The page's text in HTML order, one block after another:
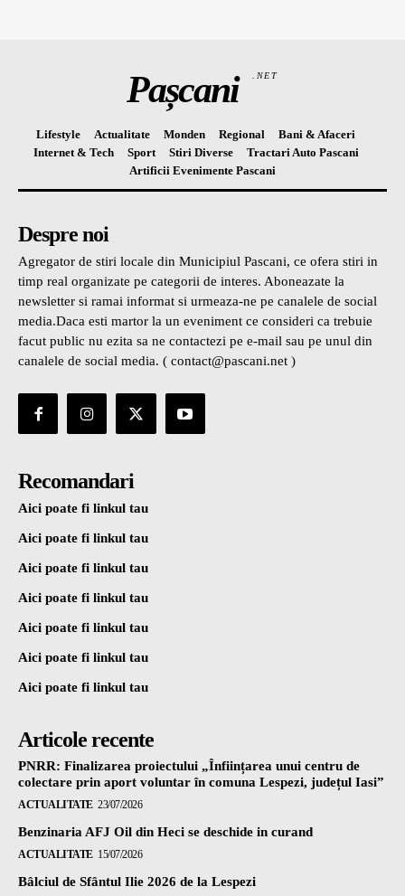
Pașcani .NET
Lifestyle Actualitate Monden Regional
Bani & Afaceri
Internet & Tech
Sport Stiri Diverse
Tractari Auto Pascani
Artificii Evenimente Pascani
Despre noi
Agregator de stiri locale din Municipiul Pascani, ce ofera stiri in
timp real organizate pe categorii de interes. Aboneazate la
newsletter si ramai informat si urmeaza-ne pe canalele de social
media.Daca esti martor la un eveniment ce consideri ca trebuie
facut public nu ezita sa ne contactezi pe e-mail sau pe unul din
canalele de social media. ( contact@pascani.net )
Recomandari
Aici poate fi linkul tau
Aici poate fi linkul tau
Aici poate fi linkul tau
Aici poate fi linkul tau
Aici poate fi linkul tau
Aici poate fi linkul tau
Aici poate fi linkul tau
Articole recente
PNRR: Finalizarea proiectului „Înființarea unui centru de
colectare prin aport voluntar în comuna Lespezi, județul Iasi”
ACTUALITATE 23/07/2026
Benzinaria AFJ Oil din Heci se deschide in curand
ACTUALITATE 15/07/2026
Bâlciul de Sfântul Ilie 2026 de la Lespezi